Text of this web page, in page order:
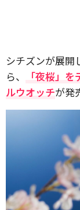
シチズンが展開
ら、
「夜桜」
ルウオッチが発